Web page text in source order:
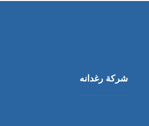
شركة رغدانه